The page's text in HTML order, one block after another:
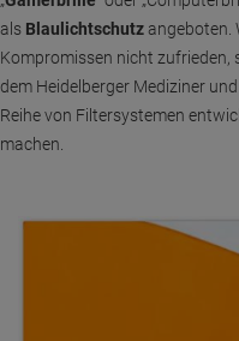
als Blaulichtschutzangeboten.
Kompromissen nicht zufrieden,
dem Heidelberger Mediziner
Reihe von Filtersystemen
machen.